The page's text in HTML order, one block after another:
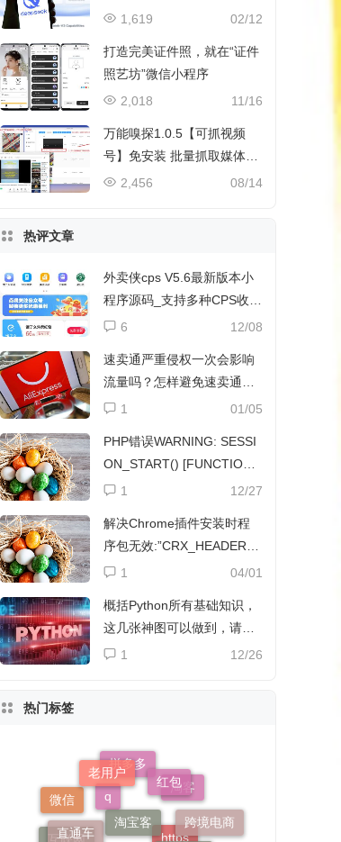
02/12
1,619
打造完美证件照，就在“证件
照艺坊”微信小程序
11/16
2,018
万能嗅探1.0.5【可抓视频
号】免安装 批量抓取媒体文
件
08/14
2,456
热评文章
外卖侠cps V5.6最新版本小
程序源码_支持多种CPS收益
和流量主收益
12/08
6
速卖通严重侵权一次会影响
流量吗？怎样避免速卖通侵
权？
01/05
1
PHP错误WARNING: SESSI
ON_START() [FUNCTION.
SESSION-START]解决方法
12/27
1
解决Chrome插件安装时程
序包无效:”CRX_HEADER_I
NVALID”
04/01
1
概括Python所有基础知识，
这几张神图可以做到，请收
下
12/26
1
热门标签
拼多多
淘客
微信
老用户 红包
跨境电商
直通车
淘宝客
Python
淘宝新店